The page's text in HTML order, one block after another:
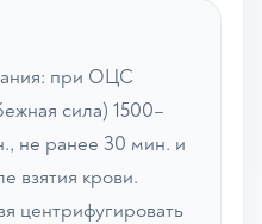
при ОЦС
сила) 1500–
не ранее 30 мин. и
взятия крови.
центрифугировать